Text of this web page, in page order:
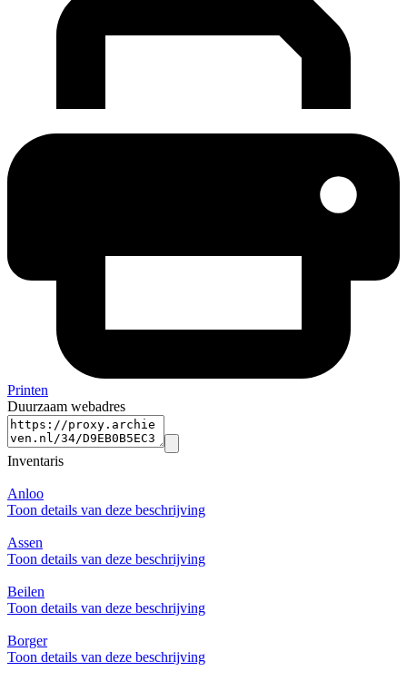
Printen
Duurzaam webadres
Inventaris
Anloo
Toon details van deze beschrijving
Assen
Toon details van deze beschrijving
Beilen
Toon details van deze beschrijving
Borger
Toon details van deze beschrijving